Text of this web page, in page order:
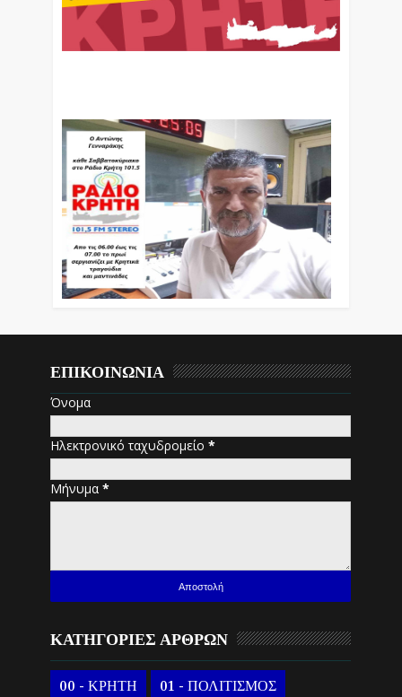
ΕΠΙΚΟΙΝΩΝΙΑ
Όνομα
Ηλεκτρονικό ταχυδρομείο*
Μήνυμα*
ΚΑΤΗΓΟΡΙΕΣ ΑΡΘΡΩΝ
00 - ΚΡΗΤΗ 01 - ΠΟΛΙΤΙΣΜΟΣ